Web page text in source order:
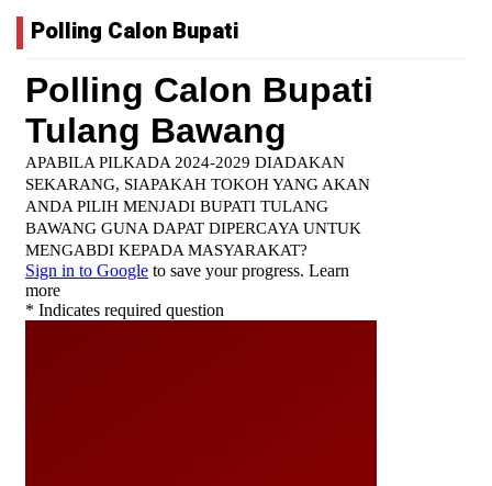
Polling Calon Bupati